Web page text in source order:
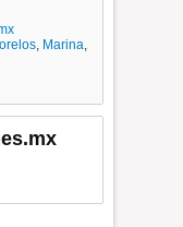
, Marina,